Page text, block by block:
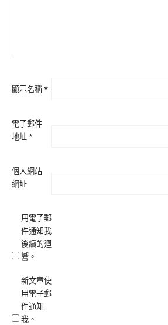
顯示名稱*
電子郵件
地址*
個人網站
網址
用電子郵
件通知我
後續的迴
響。
新文章使
用電子郵
件通知
我。